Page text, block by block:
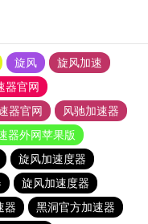
旋风
旋风加速
器官网
器官网
风驰加速器
器外网苹果版
旋风加速度器
旋风加速度器
器
黑洞官方加速器